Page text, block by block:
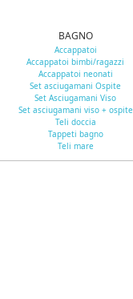
BAGNO
Accappatoi
Accappatoi bimbi/ragazzi
Accappatoi neonati
Set asciugamani Ospite
Set Asciugamani Viso
Set asciugamani viso + ospite
Teli doccia
Tappeti bagno
Teli mare